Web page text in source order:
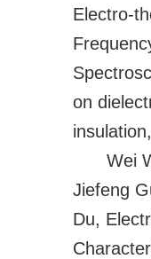
Electro-
on
Wei
Jiefeng
Du,